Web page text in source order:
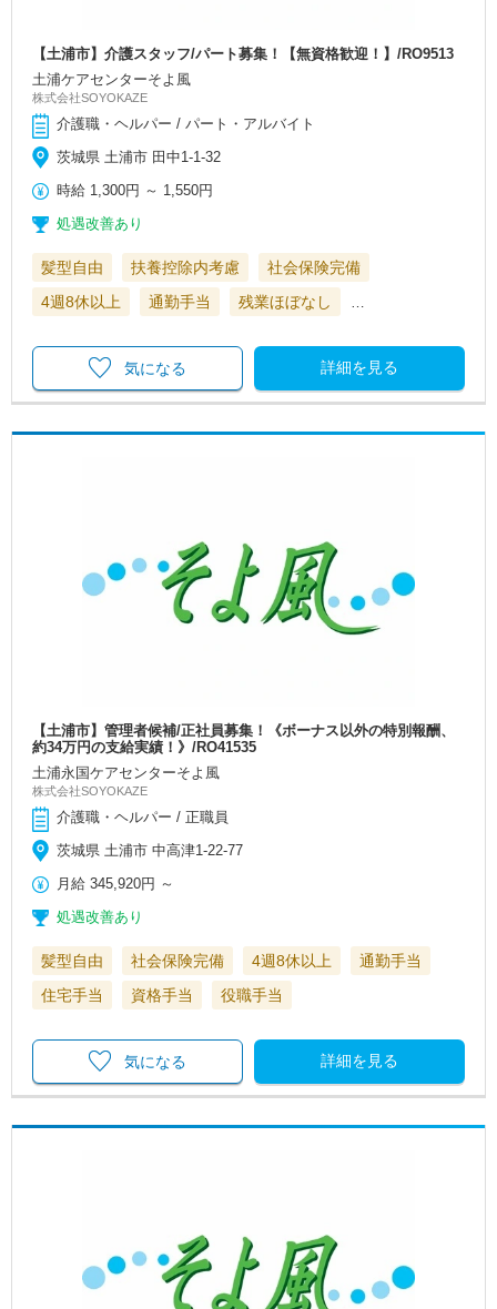
【土浦市】介護スタッフ/パート募集！【無資格歓迎！】/RO9513
土浦ケアセンターそよ風
株式会社SOYOKAZE
介護職・ヘルパー / パート・アルバイト
茨城県 土浦市 田中1-1-32
時給 1,300円 ～ 1,550円
処遇改善あり
髪型自由 扶養控除内考慮
社会保険完備
4週8休以上
通勤手当 残業ほぼなし
詳細を見る
気になる
【土浦市】管理者候補/正社員募集！《ボーナス以外の特別報酬、
約34万円の支給実績！》/RO41535
土浦永国ケアセンターそよ風
株式会社SOYOKAZE
介護職・ヘルパー / 正職員
茨城県 土浦市 中高津1-22-77
月給 345,920円 ～
処遇改善あり
髪型自由 社会保険完備 4週8休以上
通勤手当
住宅手当
資格手当 役職手当
詳細を見る
気になる